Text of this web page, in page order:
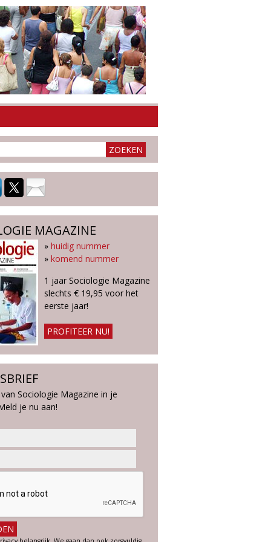
MAGAZINE
» huidig nummer
» komend nummer
1 jaar Sociologie Magazine
slechts € 19,95 voor het
eerste jaar!
PROFITEER NU!
Sociologie Magazine in je
je nu aan!